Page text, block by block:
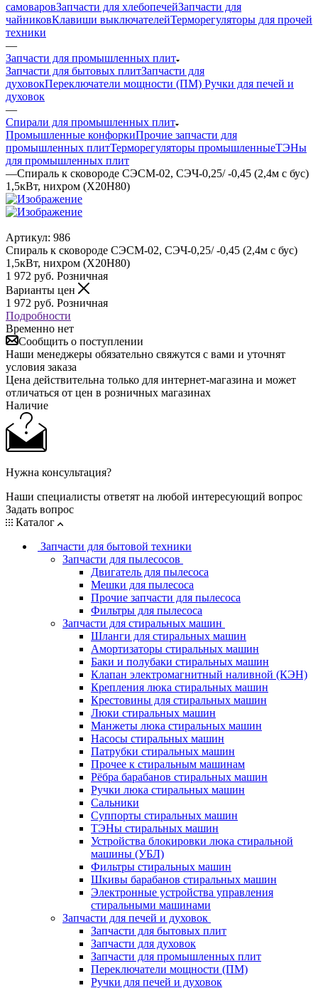
самоваровЗапчасти для хлебопечейЗапчасти для
чайниковКлавиши выключателейТерморегуляторы для прочей
техники
—
Запчасти для промышленных плит
Запчасти для бытовых плитЗапчасти для
духовокПереключатели мощности (ПМ) Ручки для печей и
духовок
—
Спирали для промышленных плит
Промышленные конфоркиПрочие запчасти для
промышленных плитТерморегуляторы промышленныеТЭНы
для промышленных плит
—Спираль к сковороде СЭСМ-02, СЭЧ-0,25/ -0,45 (2,4м с бус)
1,5кВт, нихром (Х20Н80)
Артикул: 986
Спираль к сковороде СЭСМ-02, СЭЧ-0,25/ -0,45 (2,4м с бус)
1,5кВт, нихром (Х20Н80)
1 972 руб. Розничная
Варианты цен
1 972 руб. Розничная
Подробности
Временно нет
Сообщить о поступлении
Наши менеджеры обязательно свяжутся с вами и уточнят
условия заказа
Цена действительна только для интернет-магазина и может
отличаться от цен в розничных магазинах
Наличие
Нужна консультация?
Наши специалисты ответят на любой интересующий вопрос
Задать вопрос
Каталог
Запчасти для бытовой техники
Запчасти для пылесосов
Двигатель для пылесоса
Мешки для пылесоса
Прочие запчасти для пылесоса
Фильтры для пылесоса
Запчасти для стиральных машин
Шланги для стиральных машин
Амортизаторы стиральных машин
Баки и полубаки стиральных машин
Клапан электромагнитный наливной (КЭН)
Крепления люка стиральных машин
Крестовины для стиральных машин
Люки стиральных машин
Манжеты люка стиральных машин
Насосы стиральных машин
Патрубки стиральных машин
Прочее к стиральным машинам
Рёбра барабанов стиральных машин
Ручки люка стиральных машин
Сальники
Суппорты стиральных машин
ТЭНы стиральных машин
Устройства блокировки люка стиральной
машины (УБЛ)
Фильтры стиральных машин
Шкивы барабанов стиральных машин
Электронные устройства управления
стиральными машинами
Запчасти для печей и духовок
Запчасти для бытовых плит
Запчасти для духовок
Запчасти для промышленных плит
Переключатели мощности (ПМ)
Ручки для печей и духовок